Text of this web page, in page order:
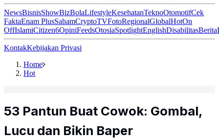
NewsBisnisShowBizBolaLifestyleKesehatanTeknoOtomotifCek
FaktaEnam PlusSahamCryptoTVFotoRegionalGlobalHotOn
OffIslamiCitizen6OpiniFeedsOtosiaSpotlightEnglishDisabilitasBerita
KontakKebijakan Privasi
Home
Hot
53 Pantun Buat Cowok: Gombal,
Lucu dan Bikin Baper